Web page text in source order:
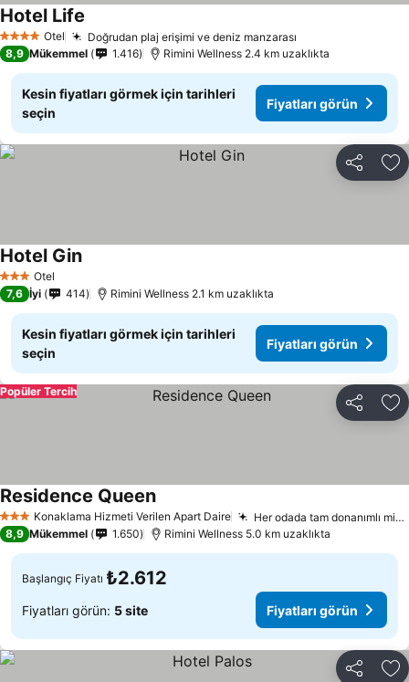
4 Yıldız Otel Doğrudan plaj erişimi ve deniz manzarası
Hotel Life
8,9 Mükemmel 1.416 Rimini Wellness 2.4 km uzaklıkta
Kesin fiyatları görmek için tarihleri
seçin
Fiyatları görün
Paylaş
3 YıldızOtel
Hotel Gin
7,6 İyi 414 Rimini Wellness 2.1 km uzaklıkta
Kesin fiyatları görmek için tarihleri
seçin
Fiyatları görün
Paylaş
Popüler Tercih
3 YıldızKonaklama Hizmeti Verilen Apart Daire Her odada tam donanımlı mini mutfaklar
Residence Queen
8,9 Mükemmel 1.650 Rimini Wellness 5.0 km uzaklıkta
Başlangıç Fiyatı ₺2.612
Fiyatları görün: 5 site Fiyatları görün
Paylaş